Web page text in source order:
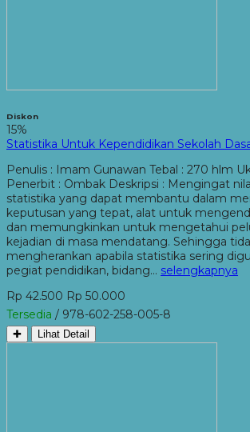
Diskon
15%
Statistika Untuk Kependidikan Sekolah
Penulis : Imam Gunawan Tebal : 270 hlm
Penerbit : Ombak Deskripsi : Mengingat
statistika yang dapat membantu dalam
keputusan yang tepat, alat untuk
dan memungkinkan untuk mengetahui
kejadian di masa mendatang. Sehingga
mengherankan apabila statistika sering
pegiat pendidikan, bidang… selengkapnya
Rp 42.500 Rp 50.000
Tersedia / 978-602-258-005-8
✚ Lihat Detail